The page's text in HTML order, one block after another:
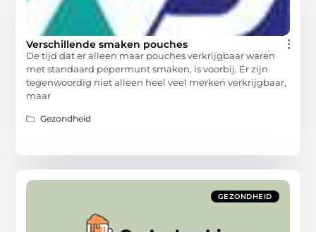
Verschillende smaken pouches
De tijd dat er alleen maar pouches verkrijgbaar waren
met standaard pepermunt smaken, is voorbij. Er zijn
tegenwoordig niet alleen heel veel merken verkrijgbaar,
maar
Gezondheid
GEZONDHEID